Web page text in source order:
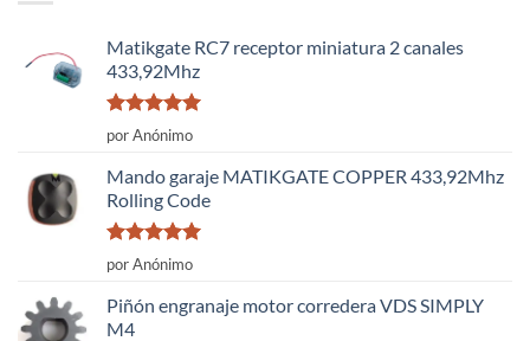
Matikgate RC7 receptor miniatura 2 canales
433,92Mhz
Valorado
con
por Anónimo
Mando garaje MATIKGATE COPPER 433,92Mhz
Rolling Code
Valorado
con
por Anónimo
Piñón engranaje motor corredera VDS SIMPLY
M4